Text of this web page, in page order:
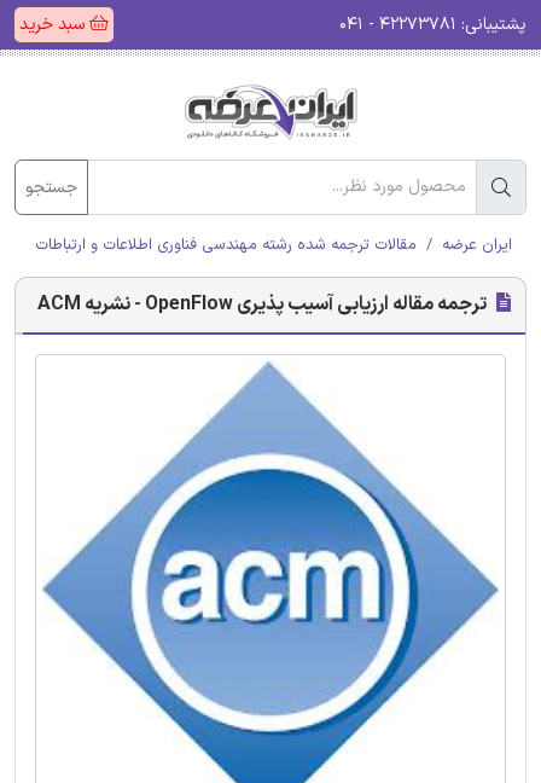
پشتیبانی: سبد خرید
جستجو
ایران عرضه مقالات ترجمه شده رشته مهندسی فناوری اطلاعات و ارتباطات (ICT)
ترجمه مقاله ارزیابی آسیب پذیری OpenFlow - نشریه ACM